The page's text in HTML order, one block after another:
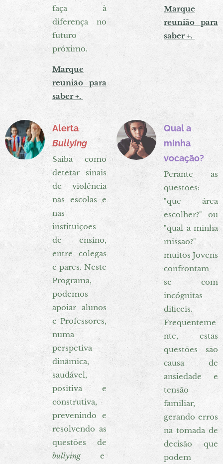
faça à
diferença no
futuro
próximo.
Marque
reunião para
saber +.
Marque
reunião para
saber +.
Alerta
Bullying
Saiba como
detetar sinais
de violência
nas escolas e
nas
instituições
de ensino,
entre colegas
e pares. Neste
Programa,
podemos
apoiar alunos
e Professores,
numa
perspetiva
dinâmica,
saudável,
positiva e
construtiva,
prevenindo e
resolvendo as
questões de
bullyinge
Qual a
minha
vocação?
Perante as
questões:
"que área
escolher?" ou
"qual a minha
missão?"
muitos Jovens
confrontam-
se com
incógnitas
dificeis.
Frequenteme
nte, estas
questões são
causa de
ansiedade e
tensão
familiar,
gerando erros
na tomada de
decisão que
podem